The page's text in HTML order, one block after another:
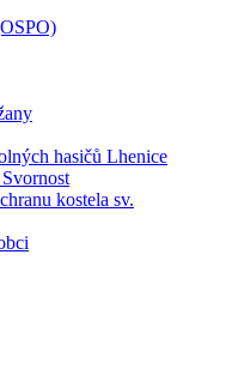
hasičů Lhenice
kostela sv.